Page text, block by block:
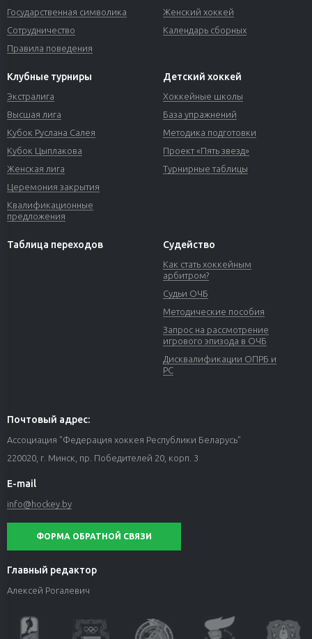
Государственная символика
Сотрудничество
Правила поведения
Женский хоккей
Календарь сборных
Клубные турниры
Экстралига
Высшая лига
Кубок Руслана Салея
Кубок Цыплакова
Женская лига
Церемония закрытия
Квалификационные
предложения
Детский хоккей
Хоккейные школы
База упражнений
Методика подготовки
Проект «Пять звезд»
Турнирные таблицы
Таблица переходов Судейство
Как стать хоккейным
арбитром?
Судьи ОЧБ
Методические пособия
Запрос на рассмотрение
игрового эпизода в ОЧБ
Дисквалификации ОПРБ и
РС
Почтовый адрес:
Ассоциация "Федерация хоккея Республики Беларусь"
220020, г. Минск, пр. Победителей 20, корп. 3
E-mail
info@hockey.by
ФОРМА ОБРАТНОЙ СВЯЗИ
Главный редактор
Алексей Рогалевич